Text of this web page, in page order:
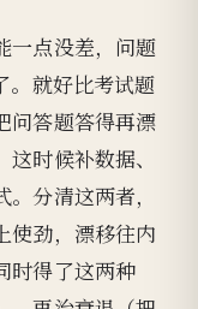
一点没差，问题
。就好比考试题
问答题答得再漂
时候补数据、
分清这两者，
使劲，漂移往内
时得了这两种